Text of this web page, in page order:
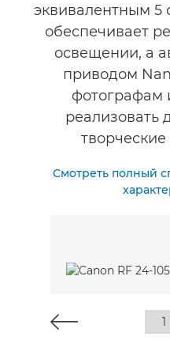
эквивалентным 5
обеспечивает
освещении, а
приводом
фотографам
реализовать
Смотреть полный
1